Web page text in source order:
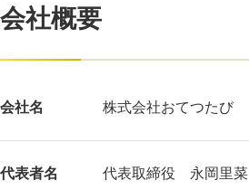
会社概要
会社名 株式会社おてつたび
代表者名 代表取締役 永岡里菜